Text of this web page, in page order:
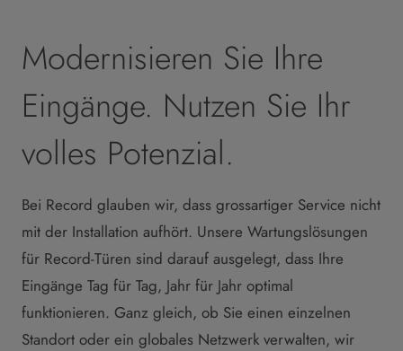
Modernisieren Sie Ihre
Eingänge. Nutzen Sie Ihr
volles Potenzial.
Bei Record glauben wir, dass grossartiger Service nicht
mit der Installation aufhört. Unsere Wartungslösungen
für Record-Türen sind darauf ausgelegt, dass Ihre
Eingänge Tag für Tag, Jahr für Jahr optimal
funktionieren. Ganz gleich, ob Sie einen einzelnen
Standort oder ein globales Netzwerk verwalten, wir